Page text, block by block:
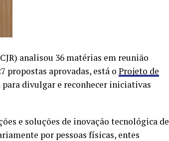
analisou 36 matérias em reunião
propostas aprovadas, está o Projeto de
divulgar e reconhecer iniciativas
e soluções de inovação tecnológica de
por pessoas físicas, entes